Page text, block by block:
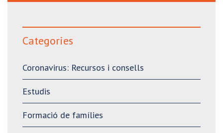
Categories
Coronavirus: Recursos i consells
Estudis
Formació de famílies